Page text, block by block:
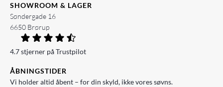
SHOWROOM & LAGER
Søndergade 16
6650 Brørup
4.7 stjerner på Trustpilot
ÅBNINGSTIDER
Vi holder altid åbent – for din skyld, ikke vores søvns.